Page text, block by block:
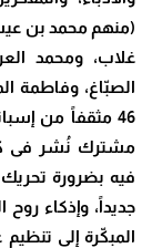
(منهم محمد بن
غلاب، ومحمد
الصبّاغ، وفاطمة
46 مثقفاً من
مشترك نُشر فى
فيه بضرورة تحريك
جديداً، وإذكاء
المبكّرة إلى